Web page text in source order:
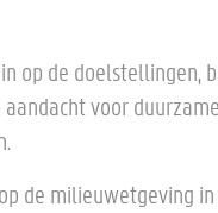
op de doelstellingen,
voor
de milieuwetgeving